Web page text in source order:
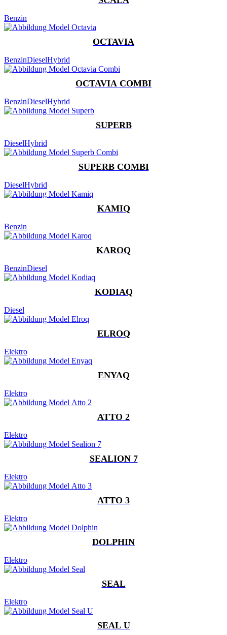
Benzin
OCTAVIA
BenzinDieselHybrid
OCTAVIA COMBI
BenzinDieselHybrid
SUPERB
DieselHybrid
SUPERB COMBI
DieselHybrid
KAMIQ
Benzin
KAROQ
BenzinDiesel
KODIAQ
Diesel
ELROQ
Elektro
ENYAQ
Elektro
ATTO 2
Elektro
SEALION 7
Elektro
ATTO 3
Elektro
DOLPHIN
Elektro
SEAL
Elektro
SEAL U